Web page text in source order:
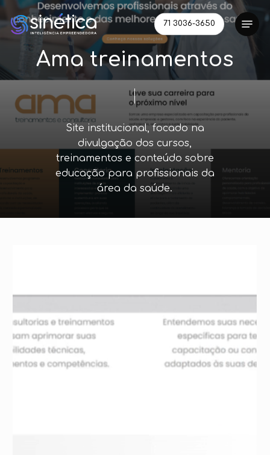
Skip
to
main
71 3036-3650
Menu
Ama treinamentos
Site institucional, focado na
divulgação dos cursos,
treinamentos e conteúdo sobre
educação para profissionais da
área da saúde.